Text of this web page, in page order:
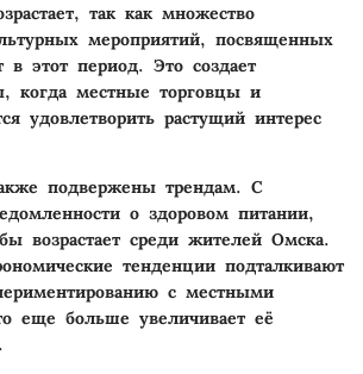
так как множество
мероприятий, посвященных
в этот период. Это создает
когда местные торговцы и
удовлетворить растущий интерес
подвержены трендам. С
о здоровом питании,
возрастает среди жителей Омска.
тенденции подталкивают
с местными
еще больше увеличивает её